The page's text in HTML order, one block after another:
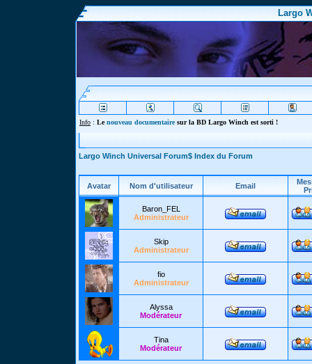
Largo
Info : Lenouveau documentairesur la BD Largo Winch est sorti !
Largo Winch Universal Forum$ Index du Forum
Avatar Nom d'utilisateur Email
Baron_FEL
Administrateur
Skip
Administrateur
fio
Administrateur
Alyssa
Modérateur
Tina
Modérateur